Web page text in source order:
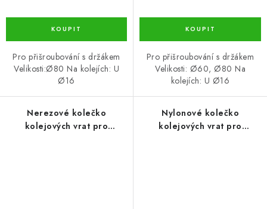
Pro přišroubování s držákem
Velikosti:Ø80 Na kolejích: U
Ø16
Pro přišroubování s držákem
Velikosti: Ø60, Ø80 Na
kolejích: U Ø16
Nerezové kolečko
kolejových vrat pro
Nylonové kolečko
kolejových vrat pro